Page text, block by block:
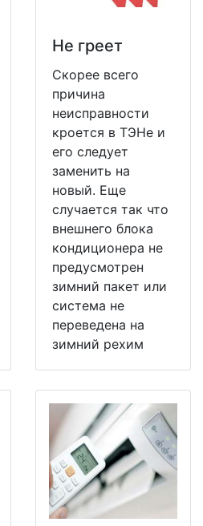
Не греет
Скорее всего
причина
неисправности
кроется в ТЭНе и
его следует
заменить на
новый. Еще
случается так что
внешнего блока
кондиционера не
предусмотрен
зимний пакет или
система не
переведена на
зимний рехим